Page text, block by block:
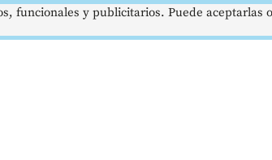
funcionales y publicitarios. Puede aceptarlas